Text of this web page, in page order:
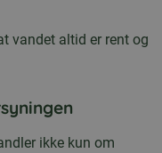
vandet altid er rent og
ikke kun om